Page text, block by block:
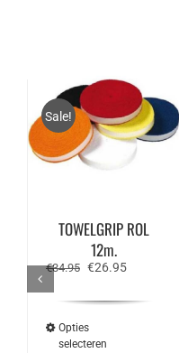
Sale!
TOWELGRIP ROL
12m.
€34.95 Oorspronkelijke
€26.95Huidige
Opties
selecteren